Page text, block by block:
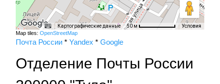
Картографические данные 50 м Условия
Map tiles: OpenStreetMap
Почта России * Yandex * Google
Отделение Почты России